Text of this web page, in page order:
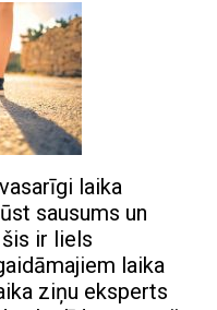
laika
sausums un
ir liels
laika
ziņu eksperts